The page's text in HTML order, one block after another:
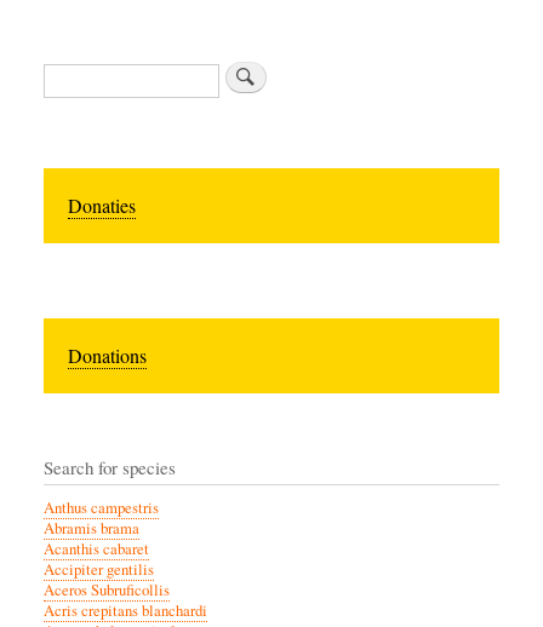
Zoeken
Donaties
Donations
Search for species
Anthus campestris
Abramis brama
Acanthis cabaret
Accipiter gentilis
Aceros Subruficollis
Acris crepitans blanchardi